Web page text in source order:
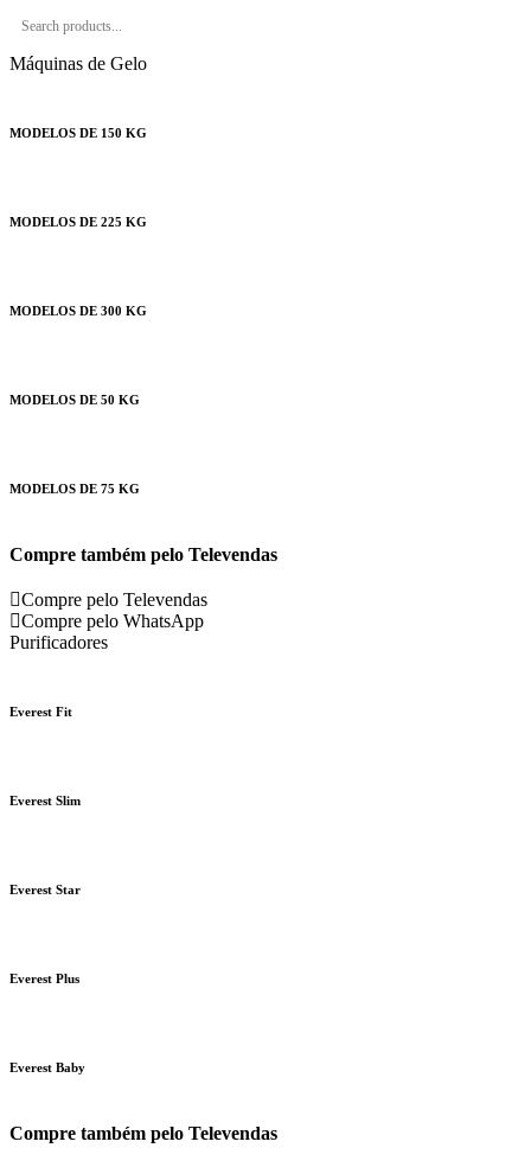
Máquinas de Gelo
MODELOS DE 150 KG
MODELOS DE 225 KG
MODELOS DE 300 KG
MODELOS DE 50 KG
MODELOS DE 75 KG
Compre também pelo Televendas
Compre pelo Televendas
Compre pelo WhatsApp
Purificadores
Everest Fit
Everest Slim
Everest Star
Everest Plus
Everest Baby
Compre também pelo Televendas